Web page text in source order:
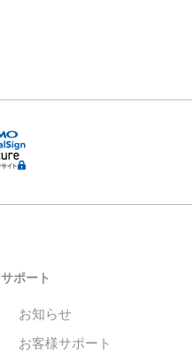
サポート
お知らせ
お客様サポート